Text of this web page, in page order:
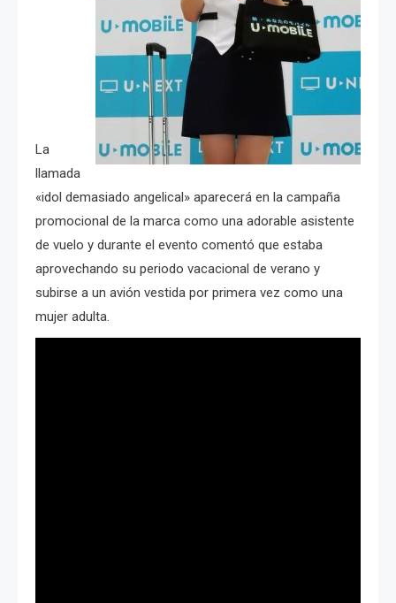
La
llamada
«idol demasiado angelical» aparecerá en la campaña
promocional de la marca como una adorable asistente
de vuelo y durante el evento comentó que estaba
aprovechando su periodo vacacional de verano y
subirse a un avión vestida por primera vez como una
mujer adulta.